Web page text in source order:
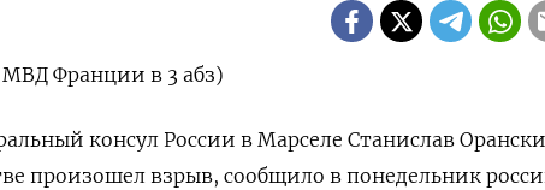
Франции в 3 абз)
консул России в Марселе Станислав
произошел взрыв, сообщило в понедельник